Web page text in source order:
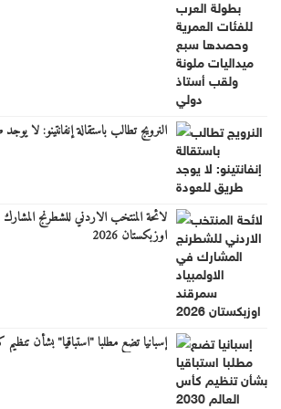
النرويج تطالب باستقالة إنفانتينو: لا
لائحة المنتخب الاردني للشطرنج المشارك
اوزبكستان 2026
إسبانيا تضع مطلبا "استباقيا" بشأن تنظيم